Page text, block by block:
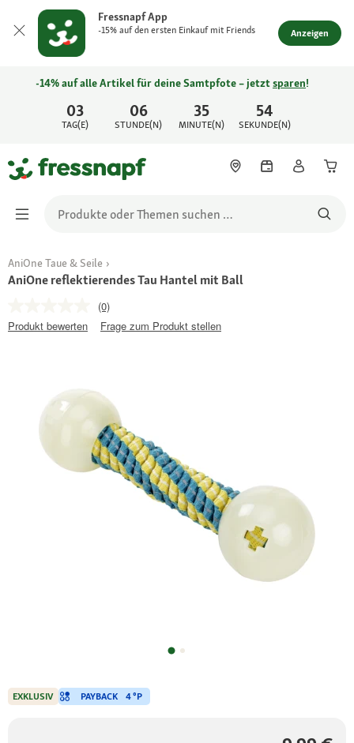
Fressnapf App
-15% auf den ersten Einkauf mit Friends Anzeigen
03
TAG(E)
06
STUNDE(N)
35
MINUTE(N)
54
SEKUNDE(N)
-14% auf alle Artikel für deine Samtpfote – jetztsparen!
AniOne Taue & Seile
AniOne reflektierendes Tau Hantel mit Ball
(0)
Produkt bewerten
Frage zum Produkt stellen
EXKLUSIV PAYBACK 4 °P